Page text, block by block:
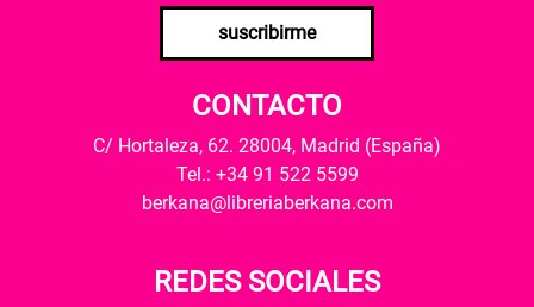
suscribirme
CONTACTO
C/ Hortaleza, 62. 28004, Madrid (España)
Tel.: +34 91 522 5599
berkana@libreriaberkana.com
REDES SOCIALES